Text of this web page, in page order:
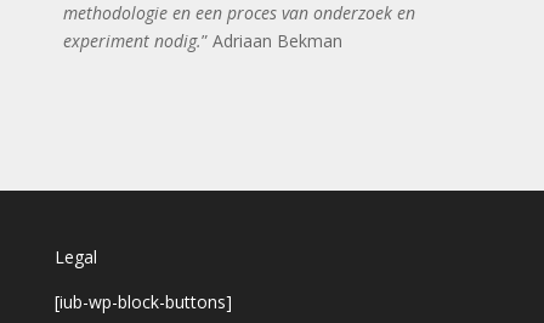
methodologie en een proces van onderzoek en
experiment nodig.” Adriaan Bekman
Legal
[iub-wp-block-buttons]